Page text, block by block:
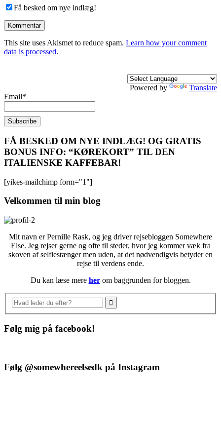
Få besked om nye indlæg!
This site uses Akismet to reduce spam. Learn how your comment
data is processed.
Powered by
Translate
Email*
FÅ BESKED OM NYE INDLÆG! OG GRATIS
BONUS INFO: “KØREKORT” TIL DEN
ITALIENSKE KAFFEBAR!
[yikes-mailchimp form="1"]
Velkommen til min blog
Mit navn er Pernille Rask, og jeg driver rejsebloggen Somewhere
Else. Jeg rejser gerne og ofte til steder, hvor jeg kommer væk fra
skoven af selfiestænger men uden, at det nødvendigvis betyder en
rejse til verdens ende.
Du kan læse mere herom baggrunden for bloggen.
Følg mig på facebook!
Følg @somewhereelsedk på Instagram